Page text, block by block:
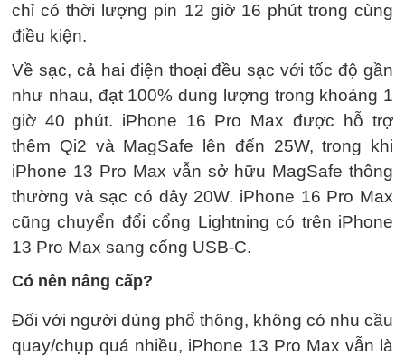
chỉ có thời lượng pin 12 giờ 16 phút trong cùng
điều kiện.
Về sạc, cả hai điện thoại đều sạc với tốc độ gần
như nhau, đạt 100% dung lượng trong khoảng 1
giờ 40 phút. iPhone 16 Pro Max được hỗ trợ
thêm Qi2 và MagSafe lên đến 25W, trong khi
iPhone 13 Pro Max vẫn sở hữu MagSafe thông
thường và sạc có dây 20W. iPhone 16 Pro Max
cũng chuyển đổi cổng Lightning có trên iPhone
13 Pro Max sang cổng USB-C.
Có nên nâng cấp?
Đối với người dùng phổ thông, không có nhu cầu
quay/chụp quá nhiều, iPhone 13 Pro Max vẫn là